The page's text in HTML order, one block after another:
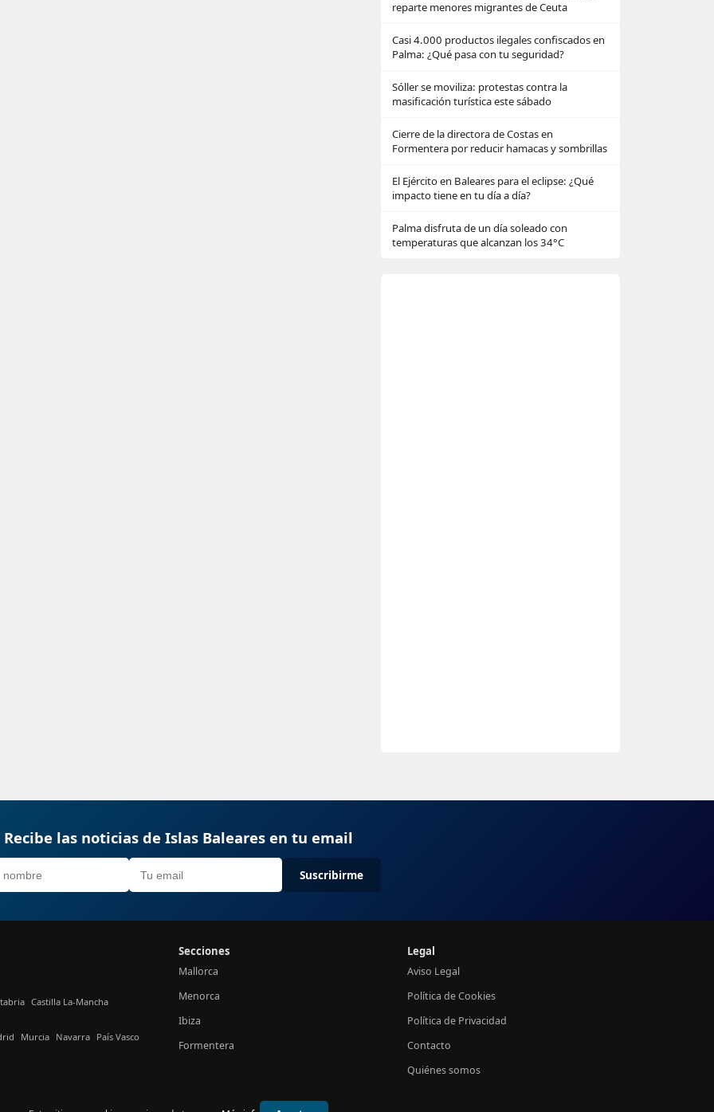
reparte menores migrantes de Ceuta
Casi 4.000 productos ilegales confiscados en
Palma: ¿Qué pasa con tu seguridad?
Sóller se moviliza: protestas contra la
masificación turística este sábado
Cierre de la directora de Costas en
Formentera por reducir hamacas y sombrillas
El Ejército en Baleares para el eclipse: ¿Qué
impacto tiene en tu día a día?
Palma disfruta de un día soleado con
temperaturas que alcanzan los 34°C
Recibe las noticias de Islas Baleares en tu email
Suscribirme
Castilla La-Mancha
Murcia Navarra País Vasco
Secciones
Mallorca
Menorca
Ibiza
Formentera
Legal
Aviso Legal
Política de Cookies
Política de Privacidad
Contacto
Quiénes somos